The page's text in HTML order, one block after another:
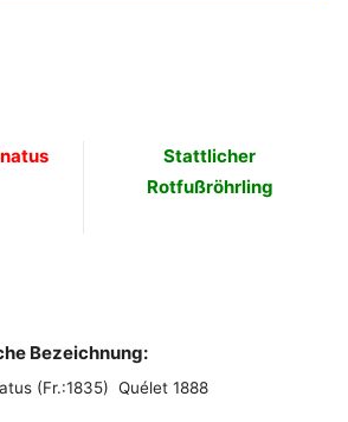
Stattlicher
Rotfußröhrling
Bezeichnung:
(Fr.:1835) Quélet 1888